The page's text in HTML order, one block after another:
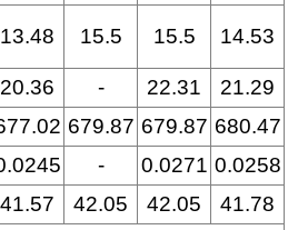
13.48 15.5 15.5 14.53
20.36 - 22.31
21.29
679.87 679.87 680.47
- 0.0271 0.0258
41.57 42.05 42.05
41.78